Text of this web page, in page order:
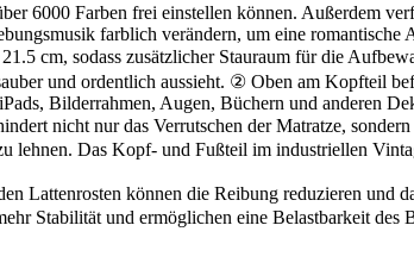
6000 Farben frei einstellen können. Außerdem
farblich verändern, um eine romantische
cm, sodass zusätzlicher Stauraum für die
und ordentlich aussieht. ② Oben am Kopfteil
Bilderrahmen, Augen, Büchern und anderen
nicht nur das Verrutschen der Matratze,
lehnen. Das Kopf- und Fußteil im industriellen
Lattenrosten können die Reibung reduzieren und
Stabilität und ermöglichen eine Belastbarkeit des